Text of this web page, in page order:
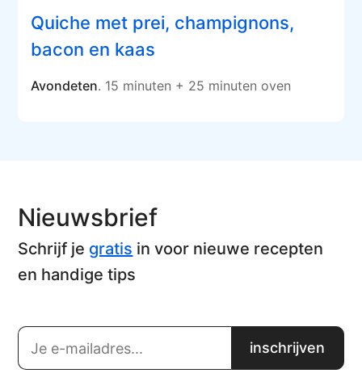
Quiche met prei, champignons,
bacon en kaas
Avondeten. 15 minuten + 25 minuten oven
Nieuwsbrief
Schrijf je gratis in voor nieuwe recepten
en handige tips